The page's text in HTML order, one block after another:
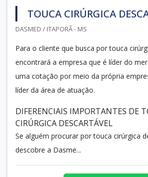
TOUCA CIRÚRGICA
DASMED / ITAPORÃ - MS
Para o cliente que busca por touca
encontrará a empresa que é líder do
uma cotação por meio da própria
líder da área de atuação.
DIFERENCIAIS IMPORTANTES DE
CIRÚRGICA DESCARTÁVEL
Se alguém procurar por touca cirúrgica
descobre a Dasme...